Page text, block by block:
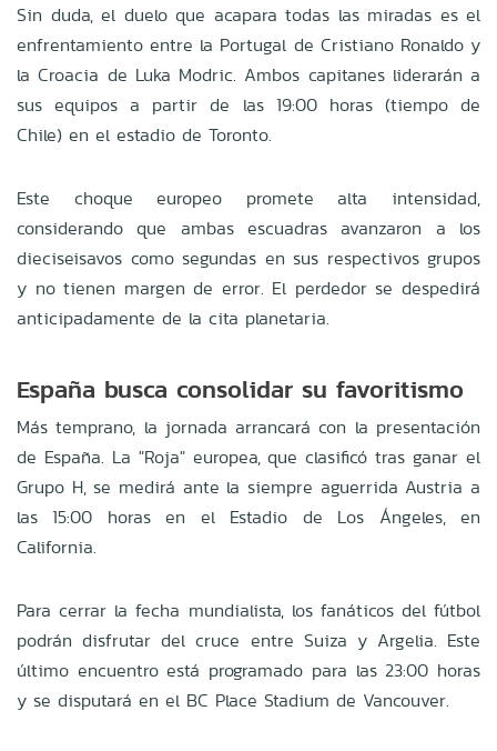
Sin duda, el duelo que acapara todas las miradas es el
enfrentamiento entre la Portugal de Cristiano Ronaldo y
la Croacia de Luka Modric. Ambos capitanes liderarán a
sus equipos a partir de las 19:00 horas (tiempo de
Chile) en el estadio de Toronto.
Este choque europeo promete alta intensidad,
considerando que ambas escuadras avanzaron a los
dieciseisavos como segundas en sus respectivos grupos
y no tienen margen de error. El perdedor se despedirá
anticipadamente de la cita planetaria.
España busca consolidar su favoritismo
Más temprano, la jornada arrancará con la presentación
de España. La "Roja" europea, que clasificó tras ganar el
Grupo H, se medirá ante la siempre aguerrida Austria a
las 15:00 horas en el Estadio de Los Ángeles, en
California.
Para cerrar la fecha mundialista, los fanáticos del fútbol
podrán disfrutar del cruce entre Suiza y Argelia. Este
último encuentro está programado para las 23:00 horas
y se disputará en el BC Place Stadium de Vancouver.